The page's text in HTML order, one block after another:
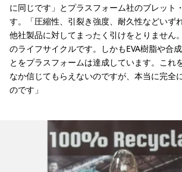
に同じです」とプラスフォーム社のブレット
す。「圧縮性、引裂き強度、耐久性などいず
他社製品に対してまったく引けをとりません
のライフサイクルです。しかもEVA樹脂や合
とをプラスフォームは達成しています。これ
なか信じてもらえないのですが、本当に完全
のです」